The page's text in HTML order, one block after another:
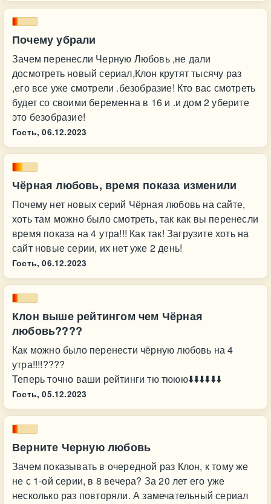
Почему убрали
Зачем перенесли Черную Любовь ,не дали
досмотреть новый сериал,Клон крутят тысячу раз
,его все уже смотрели .безобразие! Кто вас смотреть
будет со своими беременна в 16 и .и дом 2 уберите
это безобразие!
Гость, 06.12.2023
Чёрная любовь, время показа изменили
Почему нет новых серий Чёрная любовь на сайте,
хоть там можно было смотреть, так как вы перенесли
время показа на 4 утра!!! Как так! Загрузите хоть на
сайт новые серии, их нет уже 2 день!
Гость, 06.12.2023
Клон выше рейтингом чем Чёрная
любовь????
Как можно было перенести чёрную любовь на 4
утра!!!!????
Теперь точно ваши рейтинги тю тююю⬇️⬇️⬇️⬇️⬇️⬇️
Гость, 05.12.2023
Верните Черную любовь
Зачем показывать в очередной раз Клон, к тому же
не с 1-ой серии, в 8 вечера? За 20 лет его уже
несколько раз повторяли. А замечательный сериал